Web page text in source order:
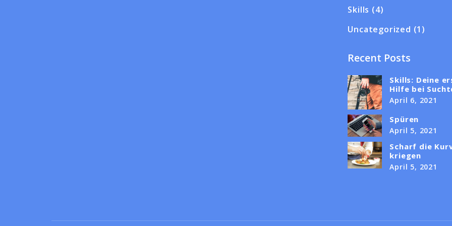
Skills (4)
Uncategorized (1)
Recent Posts
Skills: Deine
Hilfe bei
April 6, 2021
Spüren
April 5, 2021
Scharf die
kriegen
April 5, 2021